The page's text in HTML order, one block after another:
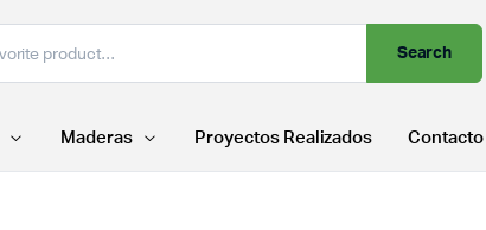
Search
Maderas Proyectos Realizados Contacto